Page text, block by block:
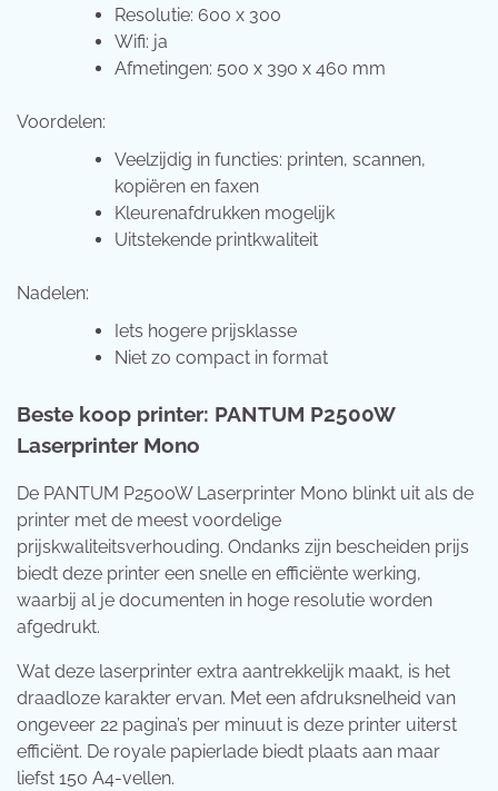
Resolutie: 600 x 300
Wifi: ja
Afmetingen: 500 x 390 x 460 mm
Voordelen:
Veelzijdig in functies: printen, scannen,
kopiëren en faxen
Kleurenafdrukken mogelijk
Uitstekende printkwaliteit
Nadelen:
Iets hogere prijsklasse
Niet zo compact in format
Beste koop printer: PANTUM P2500W
Laserprinter Mono
De PANTUM P2500W Laserprinter Mono blinkt uit als de
printer met de meest voordelige
prijskwaliteitsverhouding. Ondanks zijn bescheiden prijs
biedt deze printer een snelle en efficiënte werking,
waarbij al je documenten in hoge resolutie worden
afgedrukt.
Wat deze laserprinter extra aantrekkelijk maakt, is het
draadloze karakter ervan. Met een afdruksnelheid van
ongeveer 22 pagina’s per minuut is deze printer uiterst
efficiënt. De royale papierlade biedt plaats aan maar
liefst 150 A4-vellen.